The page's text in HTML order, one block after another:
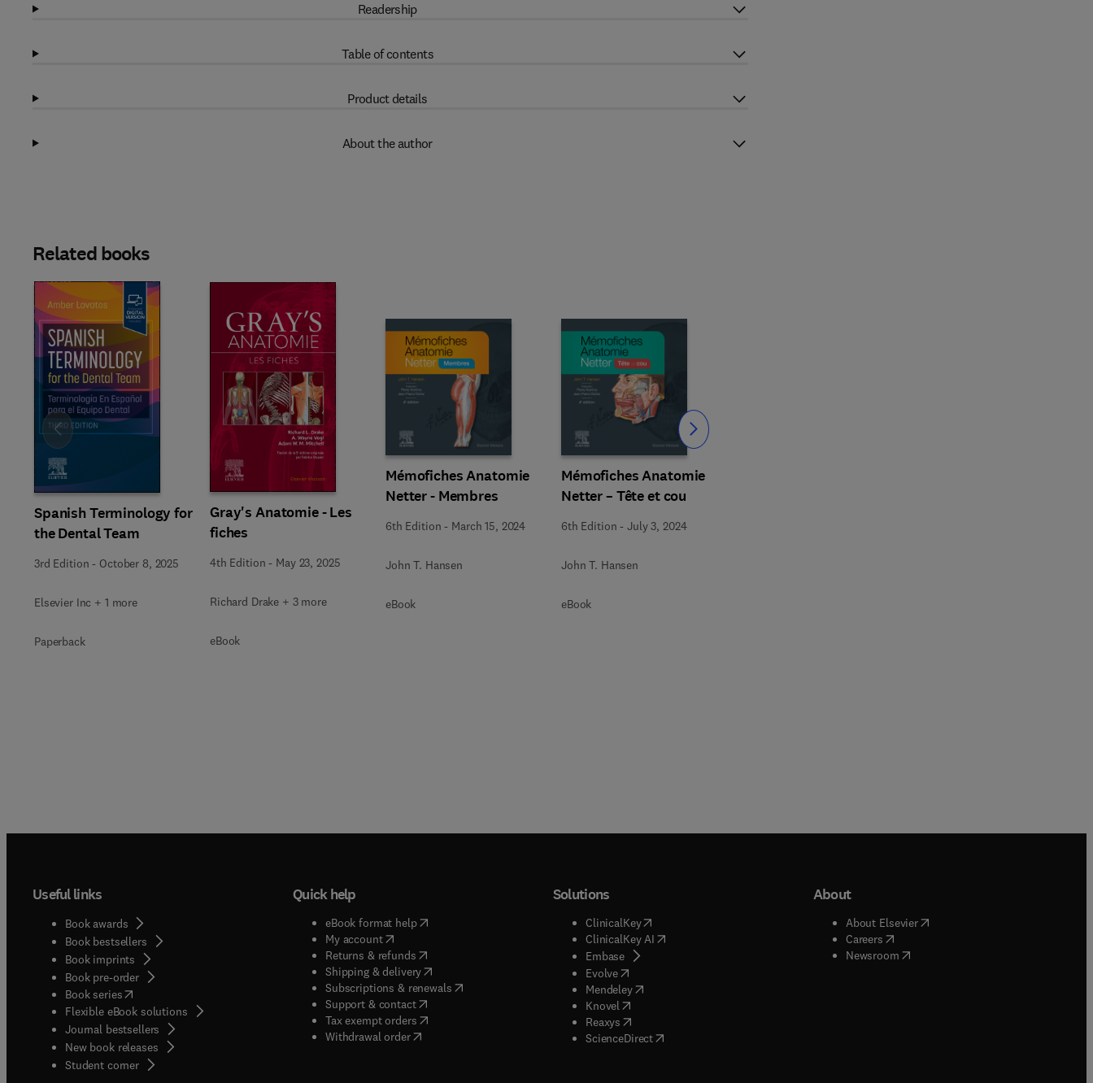
Readership
Table of contents
Product details
About the author
Related books
Spanish Terminology for
the Dental Team
3rd Edition - October 8, 2025
Elsevier Inc + 1 more
Paperback
Gray's Anatomie - Les
fiches
4th Edition - May 23, 2025
Richard Drake + 3 more
eBook
Mémofiches Anatomie
Netter - Membres
6th Edition - March 15, 2024
John T. Hansen
eBook
Mémofiches Anatomie
Netter – Tête et cou
6th Edition -July 3, 2024
John T. Hansen
eBook
Slide Slide
Useful links
Book awards
Book bestsellers
Book imprints
Book pre-order
Book series(opens in new tab/window
Flexible eBook solutions
Journal bestsellers
New book releases
Student corner( opens in new tab/window
Quick help
eBook format help( opens in new tab/window
My account( opens in new tab/window
Returns & refunds( opens in new tab/window
Shipping & delivery(opens in new tab/window
Subscriptions & renewals( opens in new tab/window
)
Support & contact( opens in new tab/window
Tax exempt orders( opens in new tab/window
Withdrawal order
Solutions
ClinicalKey(opens in new tab/window
ClinicalKey AI( opens in new tab/window
Embase( opens in new tab/window
Evolve( opens in new tab/window
Mendeley( opens in new tab/window
Knovel opens in new tab/window
Reaxys opens in new tab/window
ScienceDirect( opens in new tab/window
About
About Elsevier( opens in new tab/window
Careers( opens in new tab/window
Newsroom( opens in new tab/window